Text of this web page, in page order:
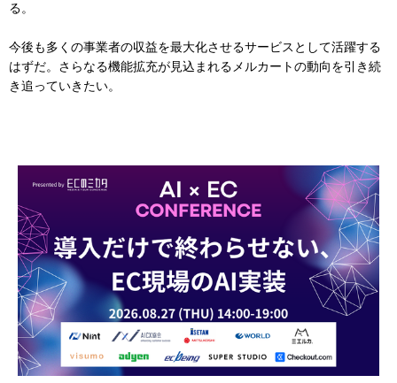
る。
今後も多くの事業者の収益を最大化させるサービスとして活躍する
はずだ。さらなる機能拡充が見込まれるメルカートの動向を引き続
き追っていきたい。